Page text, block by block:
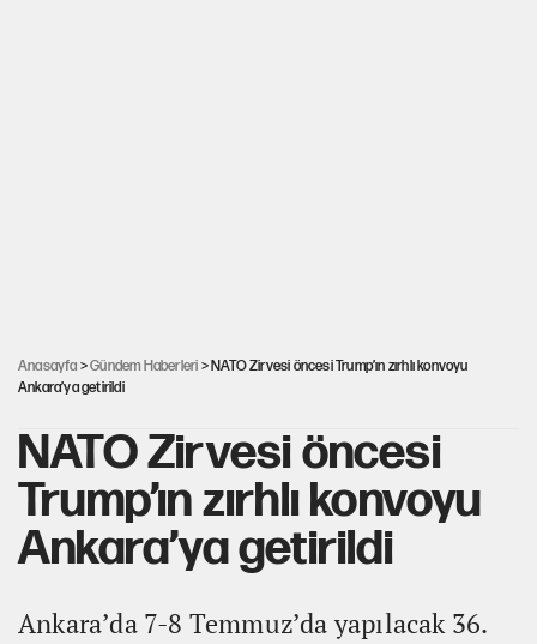
Anasayfa >Gündem Haberleri > NATO Zirvesi öncesi Trump’ın zırhlı konvoyu
Ankara’ya getirildi
NATO Zirvesi öncesi
Trump’ın zırhlı konvoyu
Ankara’ya getirildi
Ankara’da 7-8 Temmuz’da yapılacak 36.